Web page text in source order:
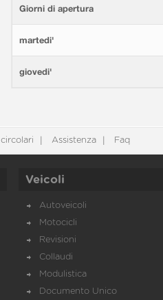
Giorni di apertura
martedi'
giovedi'
Assistenza Faq
Veicoli
Autoveicoli
Motocicli
Revisioni
Collaudi
Modulistica
Documento Unico